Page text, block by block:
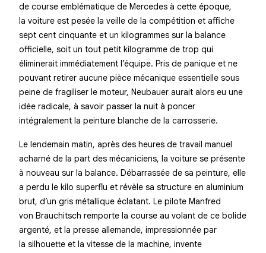
de course emblématique de Mercedes à cette époque,
la voiture est pesée la veille de la compétition et affiche
sept cent cinquante et un kilogrammes sur la balance
officielle, soit un tout petit kilogramme de trop qui
éliminerait immédiatement l’équipe. Pris de panique et ne
pouvant retirer aucune pièce mécanique essentielle sous
peine de fragiliser le moteur, Neubauer aurait alors eu une
idée radicale, à savoir passer la nuit à poncer
intégralement la peinture blanche de la carrosserie.
Le lendemain matin, après des heures de travail manuel
acharné de la part des mécaniciens, la voiture se présente
à nouveau sur la balance. Débarrassée de sa peinture, elle
a perdu le kilo superflu et révèle sa structure en aluminium
brut, d’un gris métallique éclatant. Le pilote Manfred
von Brauchitsch remporte la course au volant de ce bolide
argenté, et la presse allemande, impressionnée par
la silhouette et la vitesse de la machine, invente